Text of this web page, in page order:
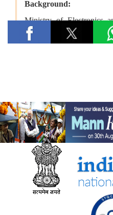
विषय- एग्रीस्टैक और डिजिटल कृषि
विषय- किसान उत्पादक संगठनों
विषय: राष्ट्रीय खाद्य तेल मिशन
कोयला मंत्रालय
एसईसीएल ने खदानों को वैज्ञानिक
स्थायी सामुदायिक परिसंपत्तियों में
वाणिज्‍य एवं उद्योग मंत्रालय
भारत की ब्रिक्‍स अध्यक्षता 2026
मंत्रियों की बैठक सफलतापूर्वक
डीजीएफटी, 'सोर्स फ्रॉम इंडिया'
प्राप्त स्टार्टअप्स को वैश्विक